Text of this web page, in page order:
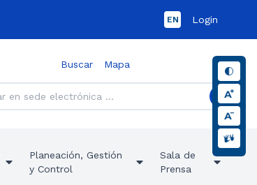
EN Login
Buscar Mapa
Planeación, Gestión
y Control
Sala de
Prensa